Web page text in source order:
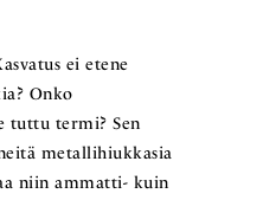
ei etene
Onko
tuttu termi? Sen
metallihiukkasia
niin ammatti- kuin